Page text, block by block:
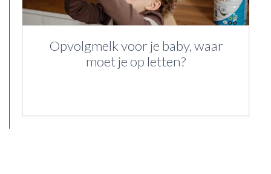
Opvolgmelk voor je baby, waar
moet je op letten?